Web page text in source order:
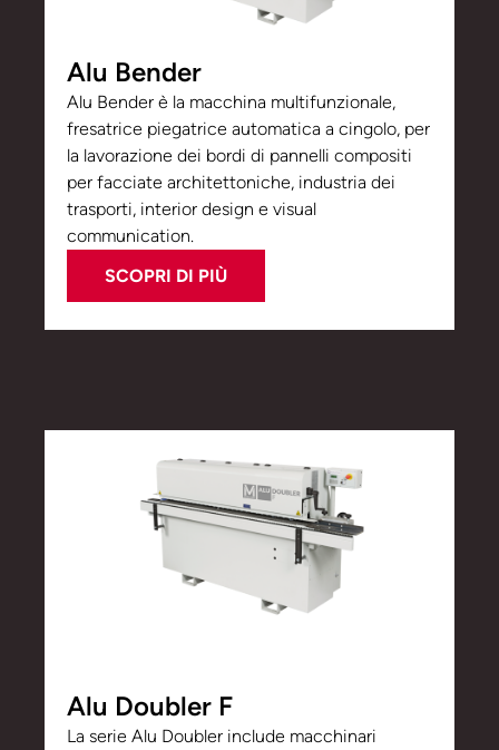
Alu Bender
Alu Bender è la macchina multifunzionale,
fresatrice piegatrice automatica a cingolo, per
la lavorazione dei bordi di pannelli compositi
per facciate architettoniche, industria dei
trasporti, interior design e visual
communication.
SCOPRI DI PIÙ
Alu Doubler F
La serie Alu Doubler include macchinari